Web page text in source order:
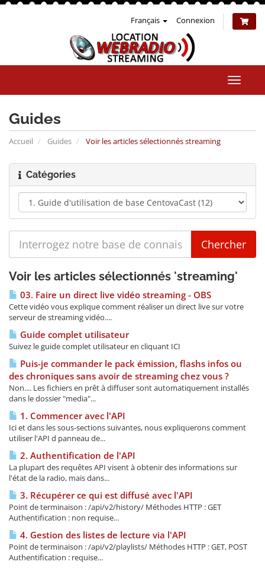
Français Connexion
la
Guides
Accueil Guides Voir les articles sélectionnés streaming
Catégories
Voir les articles sélectionnés 'streaming'
03. Faire un direct live vidéo streaming - OBS
Cette vidéo vous explique comment réaliser un direct live sur votre
serveur de streaming vidéo....
Guide complet utilisateur
Suivez le guide complet utilisateur en cliquant ICI
Puis-je commander le pack émission, flashs infos ou
des chroniques sans avoir de streaming chez vous ?
Non.... Les fichiers en prêt à diffuser sont automatiquement installés
dans le dossier "media"...
1. Commencer avec l'API
Ici et dans les sous-sections suivantes, nous expliquerons comment
utiliser l'API d panneau de...
2. Authentification de l'API
La plupart des requêtes API visent à obtenir des informations sur
l'état de la radio, mais dans...
3. Récupérer ce qui est diffusé avec l'API
Point de terminaison : /api/v2/history/ Méthodes HTTP : GET
Authentification : non requise...
4. Gestion des listes de lecture via l'API
Point de terminaison : /api/v2/playlists/ Méthodes HTTP : GET, POST
Authentification : requise...